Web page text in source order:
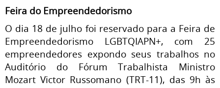
Feira do Empreendedorismo
O dia 18 de julho foi reservado para a Feira de
Empreendedorismo LGBTQIAPN+, com 25
empreendedores expondo seus trabalhos no
Auditório do Fórum Trabalhista Ministro
Mozart Victor Russomano (TRT-11), das 9h às